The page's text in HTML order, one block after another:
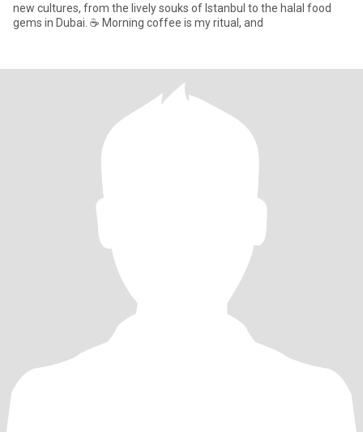
new cultures, from the lively souks of Istanbul to the halal food
gems in Dubai. ☕ Morning coffee is my ritual, and